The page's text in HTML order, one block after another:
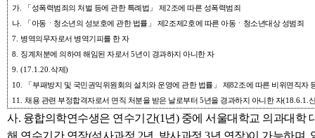
가. 「 성폭력범죄의 처벌 등에 관한 특례법 」 제 2조에 따른 성폭력범죄
나. 「 아동ㆍ청소년의 성보호에 관한 법률」 제 2조제 2호에 따른 아동ㆍ청소년대상 성범죄
7. 병역의무자로서 병역기피를 한 자
8. 징계처분에 의하여 해임된 자로서 5년이 경과하지 아니한 자
9. (17.1.20. 삭제 )
10.
「 부패방지 및 국민권익위원회의 설치와 운영에 관한 법률」 제 82조에 따른 비위면직자
11. 채용 관련 부정합격자로서 면직 처분을 받은 날로부터 5년을 경과하지 아니한 자(18.6.1.
사. 융합의학연수생은 연수기간(1년) 중에 서울대학교 의과대
해 연수기간 연장(석사과정 2년, 박사과정 3년 연장)이 가능하며